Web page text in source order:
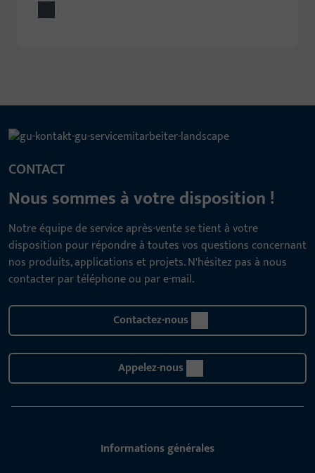
CONTACT
Nous sommes à votre disposition !
Notre équipe de service après-vente se tient à votre
disposition pour répondre à toutes vos questions concernant
nos produits, applications et projets. N'hésitez pas à nous
contacter par téléphone ou par e-mail.
Contactez-nous
Appelez-nous
Informations générales